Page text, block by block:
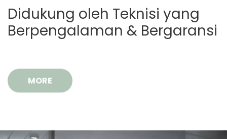
Didukung oleh Teknisi yang
Berpengalaman & Bergaransi
MORE